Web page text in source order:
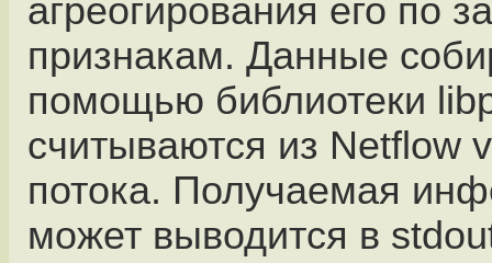
агреогирования его по
признакам. Данные
помощью библиотеки
считываются из Netflow
потока. Получаемая
может выводится в